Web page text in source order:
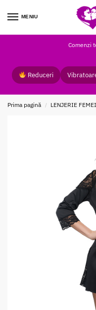
MENIU
Comenzi
Reduceri
Prima pagină / LENJERIE FEMEI